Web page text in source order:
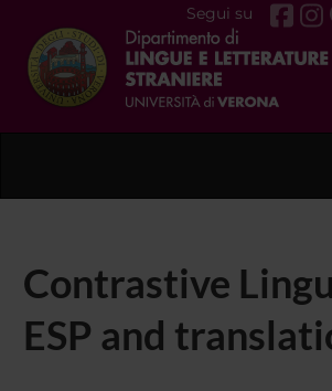
Segui su
Contrastive
ESP and